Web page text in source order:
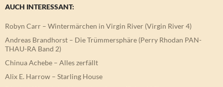
AUCH INTERESSANT:
Robyn Carr – Wintermärchen in Virgin River (Virgin River 4)
Andreas Brandhorst – Die Trümmersphäre (Perry Rhodan PAN-
THAU-RA Band 2)
Chinua Achebe – Alles zerfällt
Alix E. Harrow – Starling House